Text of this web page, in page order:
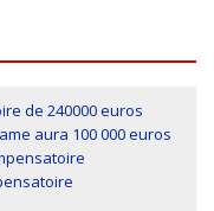
de 240000 euros
aura 100 000 euros